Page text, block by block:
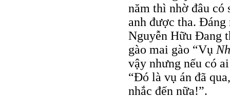
năm thì nhờ đâu có
anh được tha. Đáng
Nguyễn Hữu Đang
gào mai gào “Vụ
vậy nhưng nếu có
“Đó là vụ án đã
nhắc đến nữa!”.